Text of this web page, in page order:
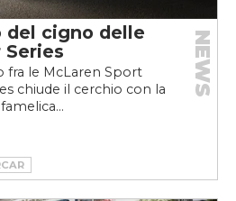
del cigno delle
Series
fra le McLaren Sport
chiude il cerchio con la
NEWS